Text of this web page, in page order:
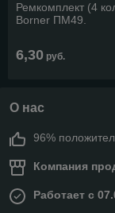
Ремкомплект (4
Borner ПМ49.
6,30 руб.
О нас
96%
Компания
Работает с